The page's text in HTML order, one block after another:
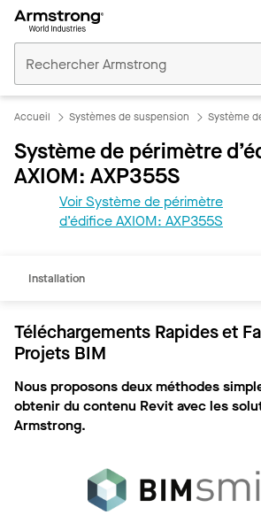
Plafonds
Commerciaux
Accueil Systèmes de suspension Système
Système de périmètre
AXIOM: AXP355S
Voir Système de périmètre
d’édifice AXIOM: AXP355S
Installation
Téléchargements Rapides et
Projets BIM
Nous proposons deux méthodes
obtenir du contenu Revit avec les
Armstrong.